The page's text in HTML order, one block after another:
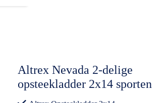
Altrex Nevada 2-delige
opsteekladder 2x14 sporten
(NZO 2072)